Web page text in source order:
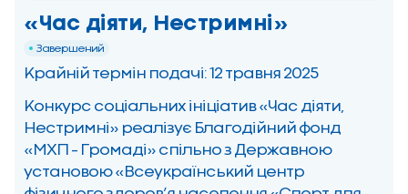
«Час діяти, Нестримні»
Завершений
Крайній термін подачі: 12 травня 2025
Конкурс соціальних ініціатив «Час діяти,
Нестримні» реалізує Благодійний фонд
«МХП – Громаді» спільно з Державною
установою «Всеукраїнський центр